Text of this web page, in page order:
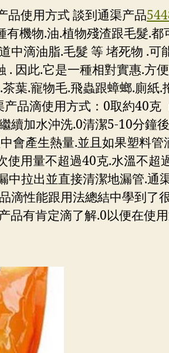
品使用方式 談到通渠产品
機物.油.植物殘渣跟毛髮.都
中滴油脂.毛髮 等 堵死物 .可
. 因此.它是一種相對實惠.方
葉.寵物毛.飛蟲跟蟑螂.廁紙
品滴使用方式：0取約40克
續加水沖洗.0清潔5-10分鐘
會產生熱量.並且如果塑料管
使用量不超過40克.水溫不超
拉出並直接清潔地漏管.通
滴性能跟用法總結中學到了
品有肯定滴了解.0以便在使